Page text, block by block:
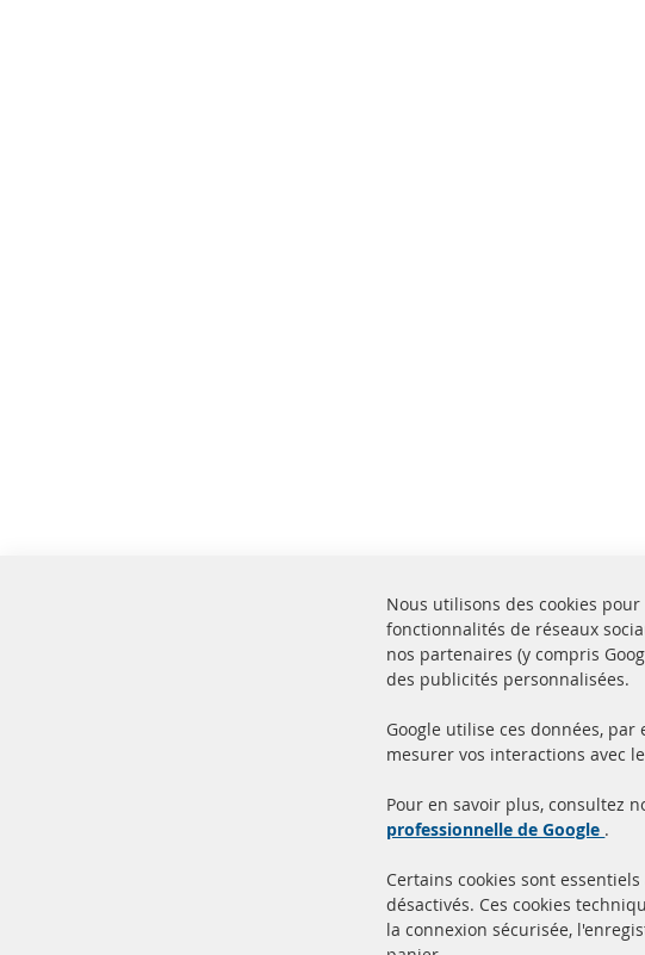
Livraison en 24
Produits en stock
Quick
Filtres à
Nous utilisons des cookies
fonctionnalités de réseaux
nos partenaires (y compris
des publicités personnalisées.
Google utilise ces données,
mesurer vos interactions avec
Pour en savoir plus, consultez
professionnelle de Google .
Certains cookies sont
désactivés. Ces cookies
la connexion sécurisée,